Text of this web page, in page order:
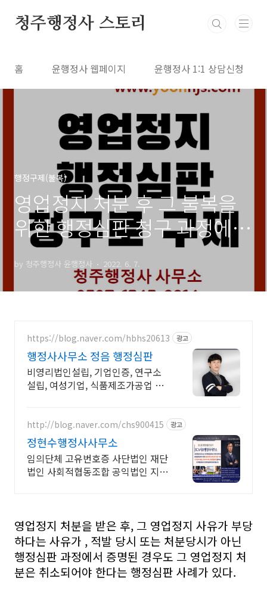
청주행정사 스토리
홈 윤행정사 웹페이지 윤행정사 1:1 상담신청
행정구제(불복)
영업정지 처분 후 그 불복을
위한 행정심판 청구 과정에서
영업정지 사유가 없어진 경우
by 청주행정사 윤행정사 2022. 6. 7.
https://blog.naver.com/hbhs20613 광고
행정사사무소 정음 행정심판
비영리법인설립, 기업인증, 연구소
설립, 여성기업, 식품제조가공업 허
http://blog.naver.com/chs900415 광고
정현수행정사사무소
임의단체 고유번호증 사단법인 재단
법인 사회적협동조합 공익법인 지정
영업정지 처분을 받은 후, 그 영업정지 사유가 부당
하다는 사유가 , 적발 당시 또는 처분당시가 아닌
행정심판 과정에서 증명된 경우도 그 영업정지 처
분은 취소되어야 한다는 행정심판 사례가 있다.